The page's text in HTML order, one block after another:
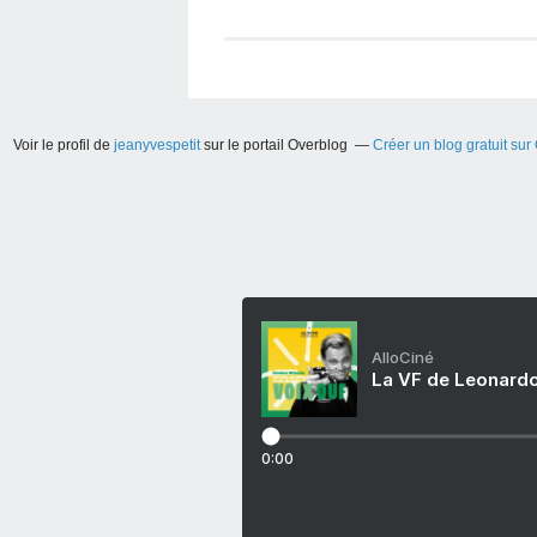
Voir le profil de jeanyvespetitsur le portail Overblog Créer un blog gratuit sur
AlloCiné
La VF de
0:00